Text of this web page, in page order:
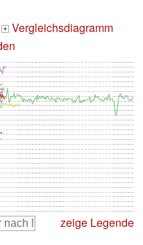
+
Vergleichsdiagramm
zeige Legende